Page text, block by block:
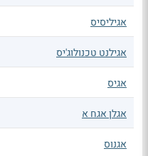
אגיליסיס
אגילנט טכנולוג'יס
אגיס
אגלן אגח א
אגנוס